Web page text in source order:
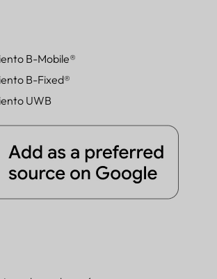
B-Mobile®
B-Fixed®
UWB